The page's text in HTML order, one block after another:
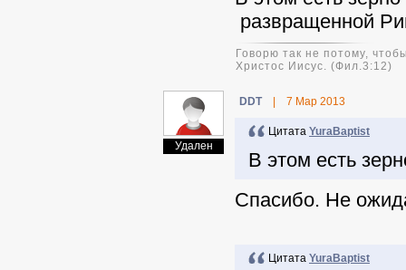
развращенной
Говорю так не потому,
Христос Иисус. (Фил.3:12)
Удален
DDT 7 Мар 2013
Цитата YuraBaptist
В этом есть
Спасибо. Не
Цитата YuraBaptist